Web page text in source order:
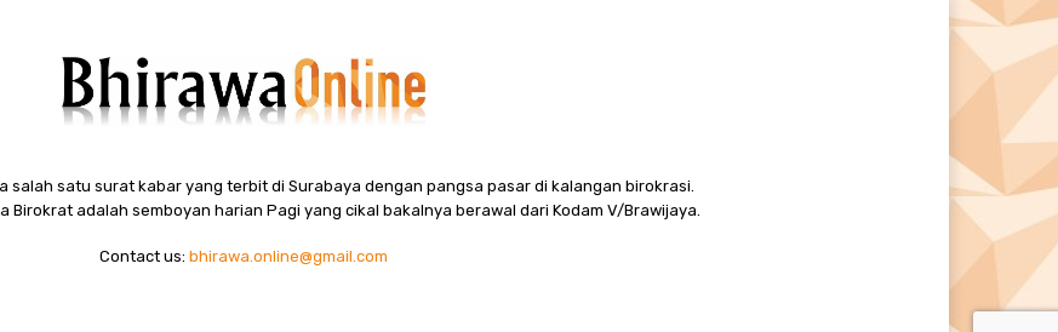
salah satu surat kabar yang terbit di Surabaya dengan pangsa pasar di kalangan birokrasi.
Birokrat adalah semboyan harian Pagi yang cikal bakalnya berawal dari Kodam V/Brawijaya.
Contact us: bhirawa.online@gmail.com